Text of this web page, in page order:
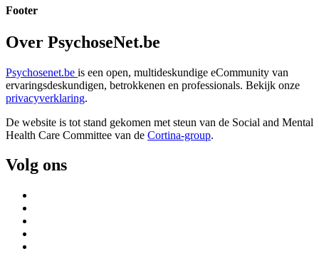
Footer
Over PsychoseNet.be
Psychosenet.be is een open, multideskundige eCommunity van
ervaringsdeskundigen, betrokkenen en professionals. Bekijk onze
privacyverklaring.
De website is tot stand gekomen met steun van de Social and Mental
Health Care Committee van de Cortina-group.
Volg ons